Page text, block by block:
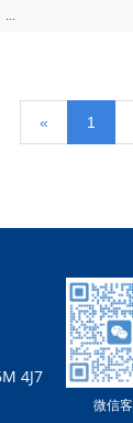
« 1
4J7
微信